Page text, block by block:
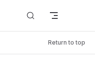
Return to top